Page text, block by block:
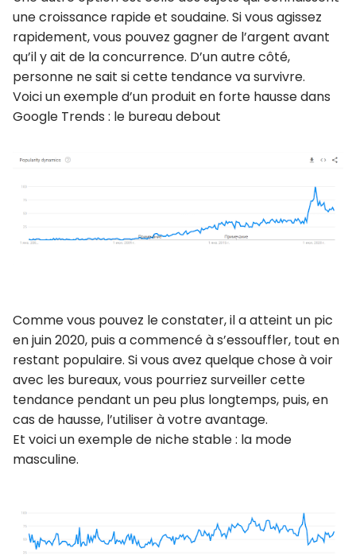
une croissance rapide et soudaine. Si vous agissez
rapidement, vous pouvez gagner de l’argent avant
qu’il y ait de la concurrence. D’un autre côté,
personne ne sait si cette tendance va survivre.
Voici un exemple d’un produit en forte hausse dans
Google Trends : le bureau debout
Comme vous pouvez le constater, il a atteint un pic
en juin 2020, puis a commencé à s’essouffler, tout en
restant populaire. Si vous avez quelque chose à voir
avec les bureaux, vous pourriez surveiller cette
tendance pendant un peu plus longtemps, puis, en
cas de hausse, l’utiliser à votre avantage.
Et voici un exemple de niche stable : la mode
masculine.